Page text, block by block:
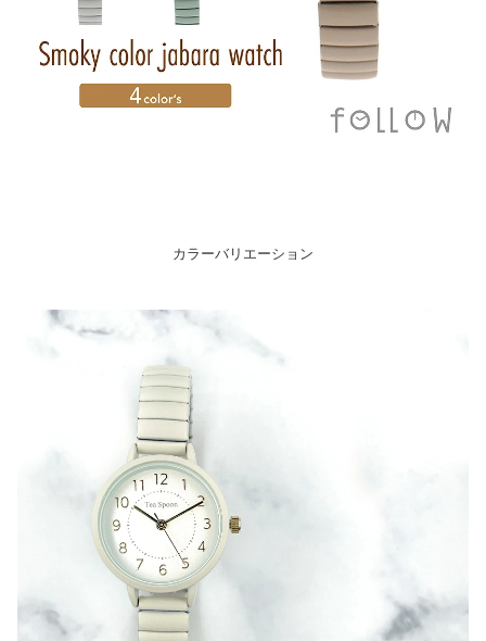
カラーバリエーション